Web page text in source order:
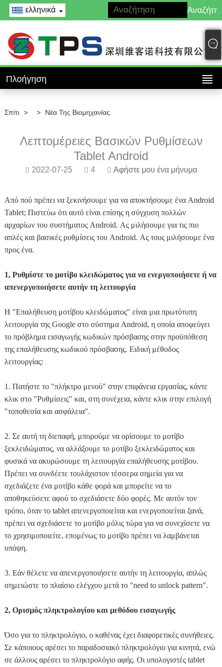
ελληνικά
Πλοήγηση
Σπίτι > > Νέα Της Βιομηχανίας
Λεπτομέρειες Βασικών Ρυθμίσεων
Tablet Android
2022-07-25 4 Αφήστε μου ένα μήνυμα
Από πού πρέπει να ξεκινήσουμε για να αποκτήσουμε ένα Android
Tablet; Πιστεύω ότι αυτό είναι επίσης η σύγχυση πολλών
αρχαρίων του συστήματος Android. Ας μιλήσουμε για τις πιο
απλές και βασικές ρυθμίσεις του Android. Ας τους μιλήσουμε ένα
προς ένα.
1, Ρυθμίστε το μοτίβο κλειδώματος για να ενεργοποιήσετε ή να
απενεργοποιήσετε αυτήν τη λειτουργία
Η "Επαλήθευση μοτίβου κλειδώματος" είναι μια πρωτότυπη
λειτουργία της Google στο σύστημα Android, η οποία αποφεύγει
το πρόβλημα εισαγωγής κωδικών πρόσβασης στην προϋπόθεση
της επαλήθευσης κωδικού πρόσβασης. Ειδική μέθοδος
λειτουργίας:
1. Πατήστε το "πλήκτρο μενού" στην επιφάνεια εργασίας, κάντε
κλικ στο "Ρυθμίσεις" και, στη συνέχεια, κάντε κλικ στην επιλογή
"τοποθεσία και ασφάλεια".
2. Σε αυτή τη διεπαφή, μπορούμε να ορίσουμε το μοτίβο
ξεκλειδώματος, να αλλάξουμε το μοτίβο ξεκλειδώματος και
φυσικά να ακυρώσουμε τη λειτουργία επαλήθευσης μοτίβου.
Πρέπει να συνδέετε τουλάχιστον τέσσερα σημεία για να
σχεδιάζετε ένα μοτίβο κάθε φορά και μπορείτε να το
αποθηκεύσετε αφού το σχεδιάσετε δύο φορές. Με αυτόν τον
τρόπο, όταν το tablet απενεργοποιείται και ενεργοποιείται ξανά,
πρέπει να σχεδιάσετε το μοτίβο μόλις τώρα για να συνεχίσετε να
το χρησιμοποιείτε, επομένως το μοτίβο πρέπει να λαμβάνεται
υπόψη.
3. Εάν θέλετε να απενεργοποιήσετε αυτήν τη λειτουργία, απλώς
σημειώστε το πλαίσιο ελέγχου μετά το "need to unlock pattern".
2, Ορισμός πληκτρολογίου και μεθόδου εισαγωγής
Όσο για το πληκτρολόγιο, ο καθένας έχει διαφορετικές συνήθειες.
Σε κάποιους αρέσει το παραδοσιακό πληκτρολόγιο για κινητά, ενώ
σε άλλους αρέσει το πληκτρολόγιο αφής. Οι υπολογιστές tablet